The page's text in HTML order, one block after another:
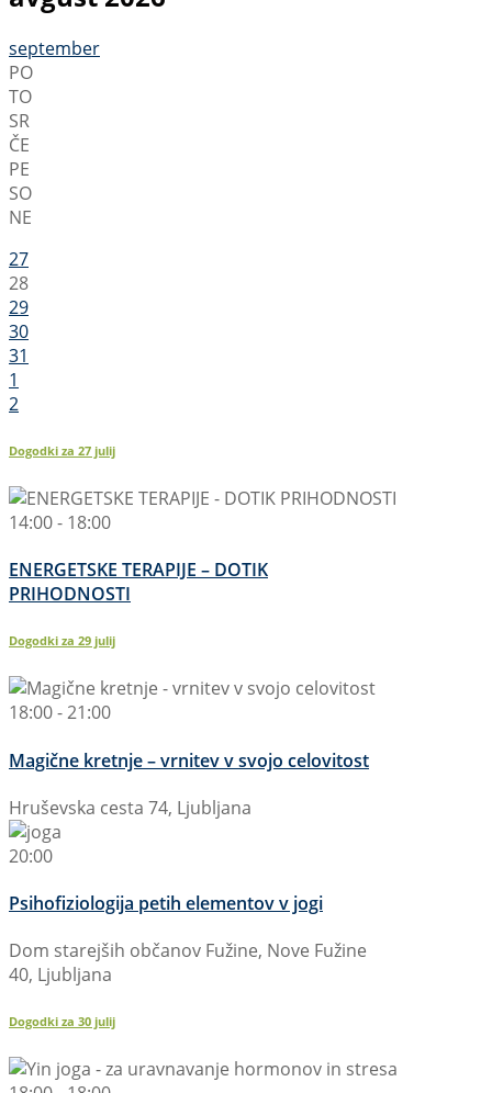
september
PO
TO
SR
ČE
PE
SO
NE
27
28
29
30
31
1
2
Dogodki za 27 julij
14:00 - 18:00
ENERGETSKE TERAPIJE – DOTIK
PRIHODNOSTI
Dogodki za 29 julij
18:00 - 21:00
Magične kretnje – vrnitev v svojo celovitost
Hruševska cesta 74, Ljubljana
20:00
Psihofiziologija petih elementov v jogi
Dom starejših občanov Fužine, Nove Fužine
40, Ljubljana
Dogodki za 30 julij